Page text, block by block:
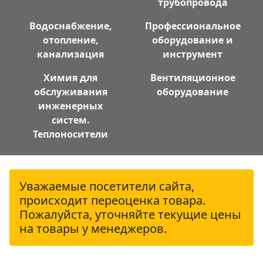
Водоснабжение,
отопление,
канализация
Профессиональное
оборудование и
инструмент
Химия для
обслуживания
инженерных
систем.
Теплоносители
Вентиляционное
оборудование
Уважаемые посетители сайта,
происходит переоценка товара.
Пожалуйста, уточняйте текущие цены
на товары у менеджеров.